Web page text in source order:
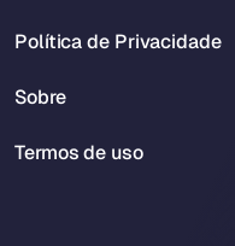
Política de Privacidade
Sobre
Termos de uso